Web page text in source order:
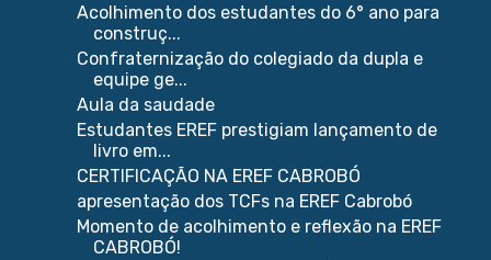
Acolhimento dos estudantes do 6° ano para
construç...
Confraternização do colegiado da dupla e
equipe ge...
Aula da saudade
Estudantes EREF prestigiam lançamento de
livro em...
CERTIFICAÇÃO NA EREF CABROBÓ
apresentação dos TCFs na EREF Cabrobó
Momento de acolhimento e reflexão na EREF
CABROBÓ!